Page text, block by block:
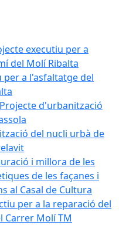
executiu per a
del Molí Ribalta
per a l'asfaltatge del
d'urbanització
del nucli urbà de
i millora de les
de les façanes i
al Casal de Cultura
per a la reparació del
Carrer Molí TM